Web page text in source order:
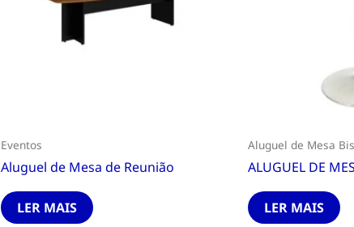
Eventos
Aluguel de Mesa de Reunião
LER MAIS
Aluguel de Mesa
ALUGUEL DE
LER MAIS